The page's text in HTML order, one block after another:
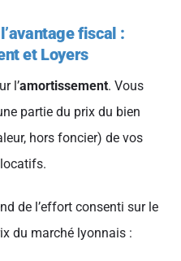
fiscal :
et Loyers
l’amortissement. Vous
partie du prix du bien
hors foncier) de vos
de l’effort consenti sur le
du marché lyonnais :